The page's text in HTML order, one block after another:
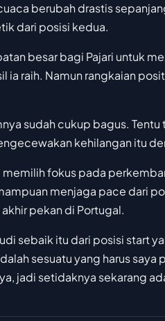
berubah drastis
dari posisi kedua.
besar bagi Pajari untuk
ia raih. Namun rangkaian
sudah cukup bagus.
kehilangan itu
memilih fokus pada
menjaga pace dari
pekan di Portugal.
sebaik itu dari posisi start
sesuatu yang harus saya
jadi setidaknya sekarang